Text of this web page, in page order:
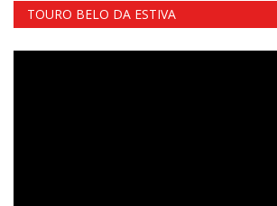
TOURO BELO DA ESTIVA